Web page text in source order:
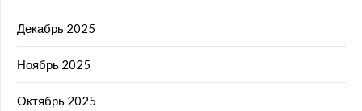
Декабрь 2025
Ноябрь 2025
Октябрь 2025